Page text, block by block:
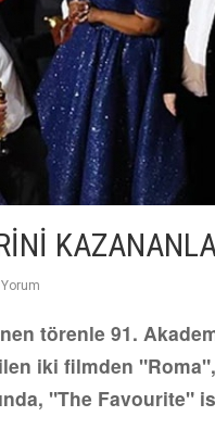
Yorum
törenle 91.
iki filmden
"The Favourite"